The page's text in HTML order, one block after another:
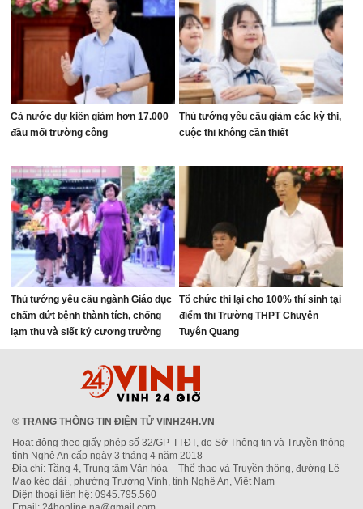
Cả nước dự kiến giảm hơn 17.000
đầu mối trường công
Thủ tướng yêu cầu giảm các kỳ thi,
cuộc thi không cần thiết
Thủ tướng yêu cầu ngành Giáo dục
chấm dứt bệnh thành tích, chống
lạm thu và siết kỷ cương trường
học
Tổ chức thi lại cho 100% thí sinh tại
điểm thi Trường THPT Chuyên
Tuyên Quang
® TRANG THÔNG TIN ĐIỆN TỬ VINH24H.VN
Hoạt động theo giấy phép số 32/GP-TTĐT, do Sở Thông tin và Truyền thông
tỉnh Nghệ An cấp ngày 3 tháng 4 năm 2018
Địa chỉ: Tầng 4, Trung tâm Văn hóa – Thể thao và Truyền thông, đường Lê
Mao kéo dài , phường Trường Vinh, tỉnh Nghệ An, Việt Nam
Điện thoại liên hệ: 0945.795.560